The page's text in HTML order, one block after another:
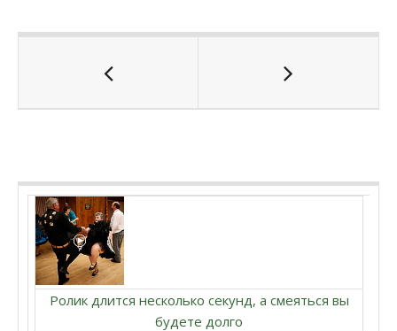
Ролик длится несколько секунд, а смеяться вы
будете долго